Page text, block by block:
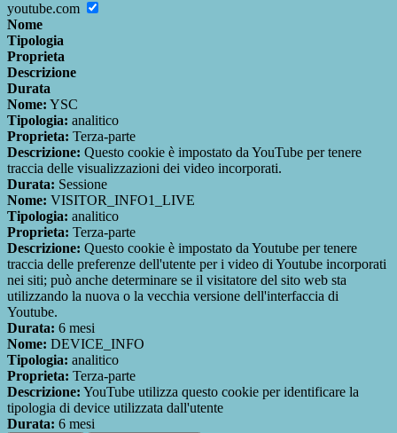
youtube.com
Nome
Tipologia
Proprieta
Descrizione
Durata
Nome: YSC
Tipologia: analitico
Proprieta: Terza-parte
Descrizione: Questo cookie è impostato da YouTube per tenere
traccia delle visualizzazioni dei video incorporati.
Durata: Sessione
Nome: VISITOR_INFO1_LIVE
Tipologia: analitico
Proprieta: Terza-parte
Descrizione: Questo cookie è impostato da Youtube per tenere
traccia delle preferenze dell'utente per i video di Youtube incorporati
nei siti; può anche determinare se il visitatore del sito web sta
utilizzando la nuova o la vecchia versione dell'interfaccia di
Youtube.
Durata: 6 mesi
Nome: DEVICE_INFO
Tipologia: analitico
Proprieta: Terza-parte
Descrizione: YouTube utilizza questo cookie per identificare la
tipologia di device utilizzata dall'utente
Durata: 6 mesi